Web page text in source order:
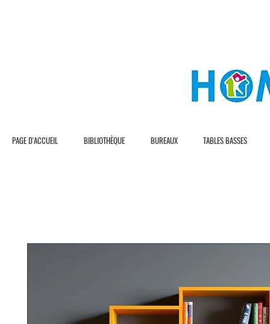
PAGE D'ACCUEIL BIBLIOTHÈQUE BUREAUX TABLES BASSES